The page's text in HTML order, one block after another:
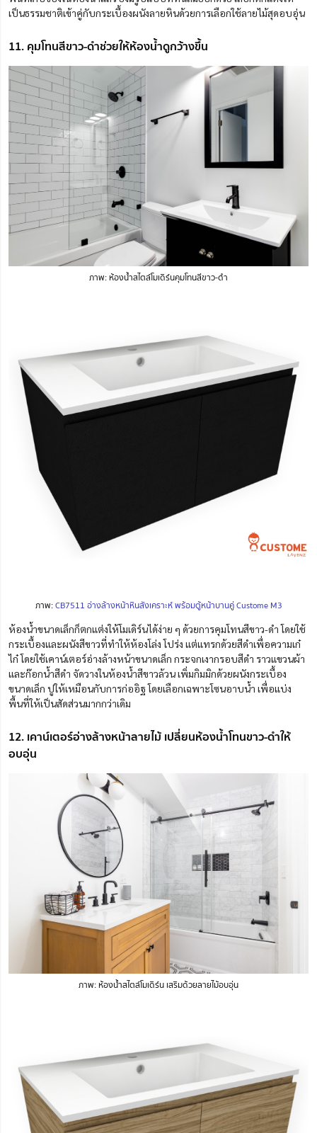
เป็นธรรมชาติเข้าคู่กับกระเบื้องผนังลายหินด้วยการเลือกใช้ลายไม้สุดอบอุ่น
11. คุมโทนสีขาว-ดำช่วยให้ห้องน้ำดูกว้างขึ้น
ภาพ: ห้องน้ำสไตล์โมเดิร์นคุมโทนสีขาว-ดำ
ภาพ:CB7511 อ่างล้างหน้าหินสังเคราะห์ พร้อมตู้หน้าบานคู่ Custome M3
ห้องน้ำขนาดเล็กก็ตกแต่งให้โมเดิร์นได้ง่าย ๆ ด้วยการคุมโทนสีขาว-ดำโดยใช้
กระเบื้องและผนังสีขาวที่ทำให้ห้องโล่ง โปร่ง แต่แทรกด้วยสีดำเพื่อความเก๋
ไก๋โดยใช้เคาน์เตอร์อ่างล้างหน้าขนาดเล็ก กระจกเงากรอบสีดำ ราวแขวนผ้า
และก๊อกน้ำสีดำ จัดวางในห้องน้ำสีขาวล้วน เพิ่มกิมมิกด้วยผนังกระเบื้อง
ขนาดเล็ก ปูให้เหมือนกับการก่ออิฐ โดยเลือกเฉพาะโซนอาบน้ำ เพื่อแบ่ง
พื้นที่ให้เป็นสัดส่วนมากกว่าเดิม
12. เคาน์เตอร์อ่างล้างหน้าลายไม้ เปลี่ยนห้องน้ำโทนขาว-ดำให้
อบอุ่น
ภาพ: ห้องน้ำสไตล์โมเดิร์น เสริมด้วยลายไม้อบอุ่น